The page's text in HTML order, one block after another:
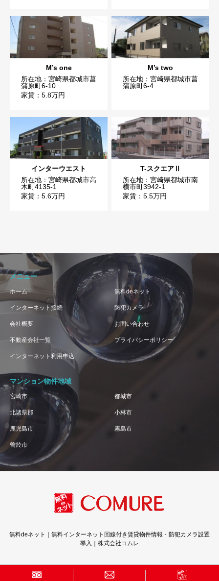
M’s one
所在地：宮崎県都城市菖
蒲原町6-10
家賃：5.8万円
M’s two
所在地：宮崎県都城市菖
蒲原町6-4
インターウエスト
所在地：宮崎県都城市高
木町4135-1
家賃：5.6万円
T-スクエアⅡ
所在地：宮崎県都城市南
横市町3942-1
家賃：5.5万円
メニュー
ホーム 無料deネット
インターネット接続 防犯カメラ
会社概要 お問い合わせ
不動産会社一覧 プライバシーポリシー
インターネット利用申込
マンション物件地域
宮崎市 都城市
北諸県郡 小林市
鹿児島市 霧島市
曽於市
無料deネット｜無料インターネット回線付き賃貸物件情報・防犯カメラ設置
導入｜株式会社コムレ